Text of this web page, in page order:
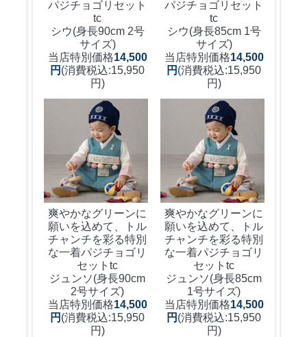
パジチョゴリセット
tc
シウ(身長90cm 2号
サイズ)
当店特別価格14,500
円 (消費税込:15,950
円)
パジチョゴリセット
tc
シウ(身長85cm 1号
サイズ)
当店特別価格14,500
円 (消費税込:15,950
円)
爽やかなグリーンに
願いを込めて、トル
チャンチを彩る特別
な一着パジチョゴリ
セットtc
ジュンソ(身長90cm
2号サイズ)
当店特別価格14,500
円 (消費税込:15,950
円)
爽やかなグリーンに
願いを込めて、トル
チャンチを彩る特別
な一着パジチョゴリ
セットtc
ジュンソ(身長85cm
1号サイズ)
当店特別価格14,500
円 (消費税込:15,950
円)